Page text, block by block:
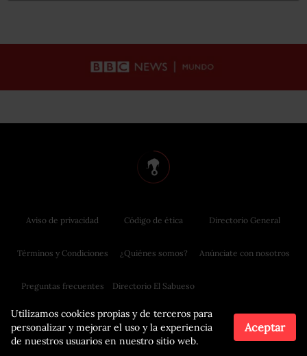
Utilizamos cookies propias y de terceros para
personalizar y mejorar el uso y la experiencia
de nuestros usuarios en nuestro sitio web.
Aceptar
Aviso de privacidad
Términos y Condiciones
Preguntas frecuentes
Código de ética
¿Quiénes somos?
Directorio El Sabueso
Directorio General
Anúnciate con nosotros